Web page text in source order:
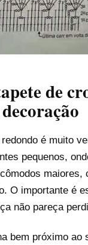
de
é muito
pequenos,
maiores,
O importante é
não pareça
bem próximo ao